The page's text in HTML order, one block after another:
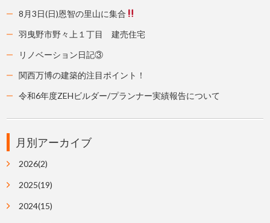
8月3日(日)恩智の里山に集合
羽曳野市野々上１丁目 建売住宅
リノベーション日記③
関西万博の建築的注目ポイント！
令和6年度ZEHビルダー/プランナー実績報告について
月別アーカイブ
2026(2)
2025(19)
2024(15)